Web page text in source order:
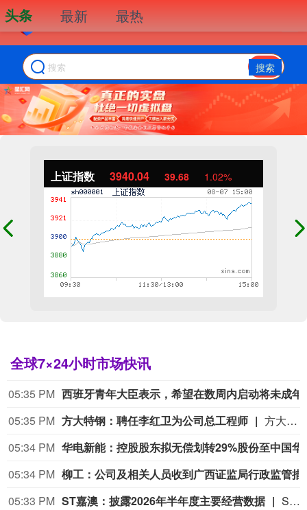
搜索
上证指数 3940.04 39.68 1.02%
全球7×24小时市场快讯
05:35 PM
05:35 PM 方大特钢：聘任李红卫为公司总工程师
方大特钢公告称，2026年8月7日，公司第九届董事会第十八次会议审议通过《关于聘任总工程师的议案》，聘任李红卫为公司总工程师，任职期限自董事会审议通过之日起至第九届董事会届满之日止。李红卫历任华菱集团衡阳钢管有限公司等多个岗位，未持有公司股份，不存在禁入任职情况。
05:34 PM
05:34 PM
05:33 PM ST嘉澳：披露2026年半年度主要经营数据 ST嘉澳公告称，2026年半年度，环保增塑剂产量46068.955吨、销量47205.714吨，收入42313.49万元；环保稳定剂产量2093.841吨、销量2010.681吨，收入2322.27万元；生物质能源产量221284.720吨、销量122007.521吨，收入183384.06万元。主要产品均售价2026年半年度较2025年半年度有所上涨，生物质能源涨幅达39.63%。主要原材料中，大豆油、辛醇、废动及植物油脂采购价同比分别上涨7.48%、3.42%、4.16%。
头条 最新 最热